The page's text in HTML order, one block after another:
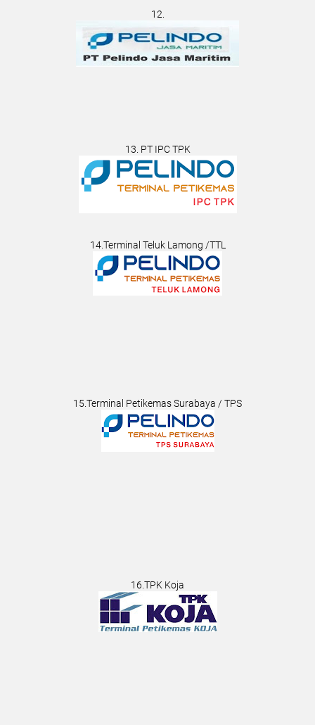
12.
13. PT IPC TPK
14.Terminal Teluk Lamong /TTL
15.Terminal Petikemas Surabaya / TPS
16.TPK Koja